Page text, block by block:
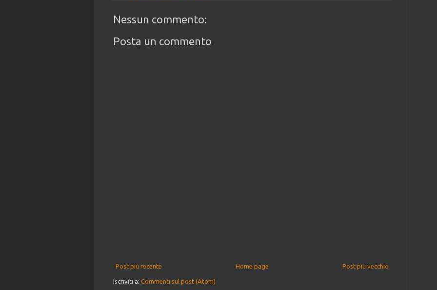
Nessun commento:
Posta un commento
Post più recente Post più vecchio
Home page
Iscriviti a: Commenti sul post (Atom)